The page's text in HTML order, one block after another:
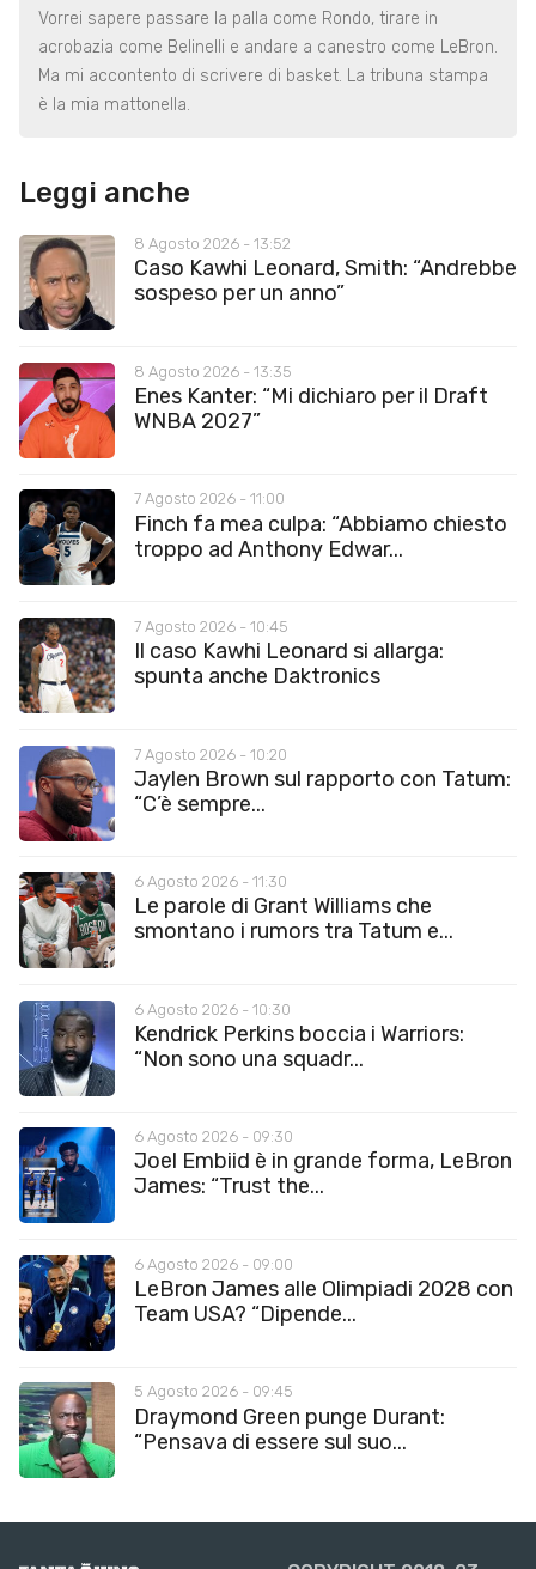
Vorrei sapere passare la palla come Rondo, tirare in
acrobazia come Belinelli e andare a canestro come LeBron.
Ma mi accontento di scrivere di basket. La tribuna stampa
è la mia mattonella.
Leggi anche
8 Agosto 2026 - 13:52
Caso Kawhi Leonard, Smith: “Andrebbe
sospeso per un anno”
8 Agosto 2026 - 13:35
Enes Kanter: “Mi dichiaro per il Draft
WNBA 2027”
7 Agosto 2026 - 11:00
Finch fa mea culpa: “Abbiamo chiesto
troppo ad Anthony Edwar...
7 Agosto 2026 - 10:45
Il caso Kawhi Leonard si allarga:
spunta anche Daktronics
7 Agosto 2026 - 10:20
Jaylen Brown sul rapporto con Tatum:
“C’è sempre...
6 Agosto 2026 - 11:30
Le parole di Grant Williams che
smontano i rumors tra Tatum e...
6 Agosto 2026 - 10:30
Kendrick Perkins boccia i Warriors:
“Non sono una squadr...
6 Agosto 2026 - 09:30
Joel Embiid è in grande forma, LeBron
James: “Trust the...
6 Agosto 2026 - 09:00
LeBron James alle Olimpiadi 2028 con
Team USA? “Dipende...
5 Agosto 2026 - 09:45
Draymond Green punge Durant:
“Pensava di essere sul suo...